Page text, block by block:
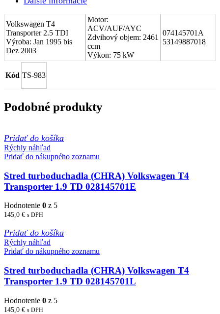
Volkswagen T4
Transporter 2.5 TDI
Výroba: Jan 1995 bis
Dez 2003
Motor:
ACV/AUF/AYC
Zdvihový objem: 2461
ccm
Výkon: 75 kW
074145701A
53149887018
Kód TS-983
Podobné produkty
Pridať do košíka
Rýchly náhľad
Pridať do nákupného zoznamu
Stred turboduchadla (CHRA) Volkswagen T4
Transporter 1.9 TD 028145701E
Hodnotenie 0 z 5
145,0 € s DPH
Pridať do košíka
Rýchly náhľad
Pridať do nákupného zoznamu
Stred turboduchadla (CHRA) Volkswagen T4
Transporter 1.9 TD 028145701L
Hodnotenie 0 z 5
145,0 € s DPH